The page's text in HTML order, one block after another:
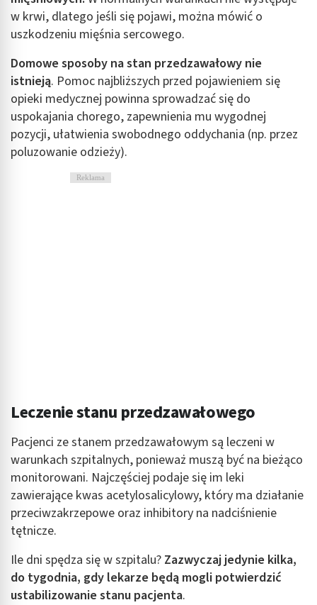
w krwi, dlatego jeśli się pojawi, można mówić o
uszkodzeniu mięśnia sercowego.
Domowe sposoby na stan przedzawałowy nie
istnieją. Pomoc najbliższych przed pojawieniem się
opieki medycznej powinna sprowadzać się do
uspokajania chorego, zapewnienia mu wygodnej
pozycji, ułatwienia swobodnego oddychania (np. przez
poluzowanie odzieży).
Reklama
Leczenie stanu przedzawałowego
Pacjenci ze stanem przedzawałowym są leczeni w
warunkach szpitalnych, ponieważ muszą być na bieżąco
monitorowani. Najczęściej podaje się im leki
zawierające kwas acetylosalicylowy, który ma działanie
przeciwzakrzepowe oraz inhibitory na nadciśnienie
tętnicze.
Ile dni spędza się w szpitalu? Zazwyczaj jedynie kilka,
do tygodnia, gdy lekarze będą mogli potwierdzić
ustabilizowanie stanu pacjenta.